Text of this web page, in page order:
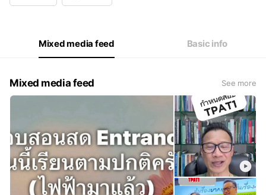
Mixed media feed Basic info
Mixed media feed See more